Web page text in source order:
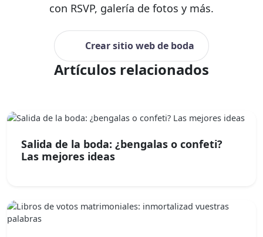
con RSVP, galería de fotos y más.
Crear sitio web de boda
Artículos relacionados
Salida de la boda: ¿bengalas o confeti?
Las mejores ideas